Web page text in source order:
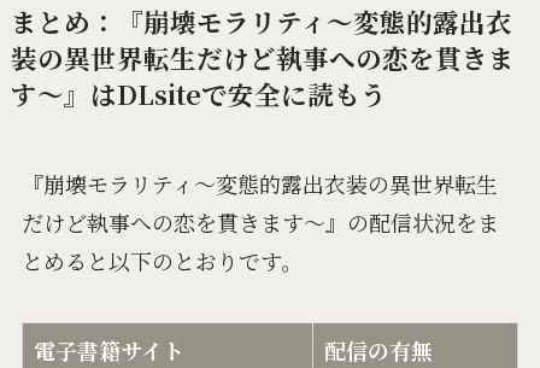
まとめ：『崩壊モラリティ～変態的露出衣
装の異世界転生だけど執事への恋を貫きま
す～』はDLsiteで安全に読もう
『崩壊モラリティ～変態的露出衣装の異世界転生
だけど執事への恋を貫きます～』の配信状況をま
とめると以下のとおりです。
電子書籍サイト
配信の有無